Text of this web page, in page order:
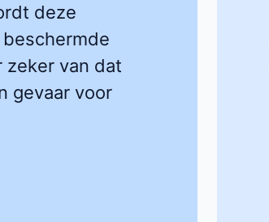
deze
zeker van dat
gevaar voor